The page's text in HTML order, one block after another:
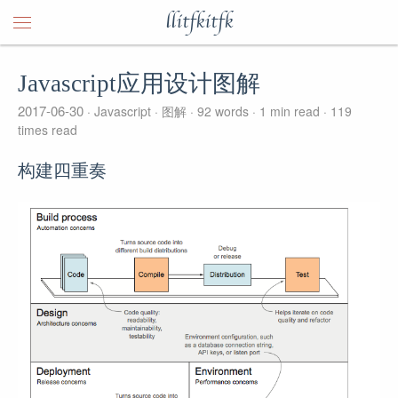
llitfkitfk
Javascript应用设计图解
2017-06-30 Javascript 图解 92 words 1 min read
119
times read
构建四重奏